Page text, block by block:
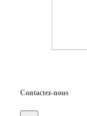
Contactez-nous